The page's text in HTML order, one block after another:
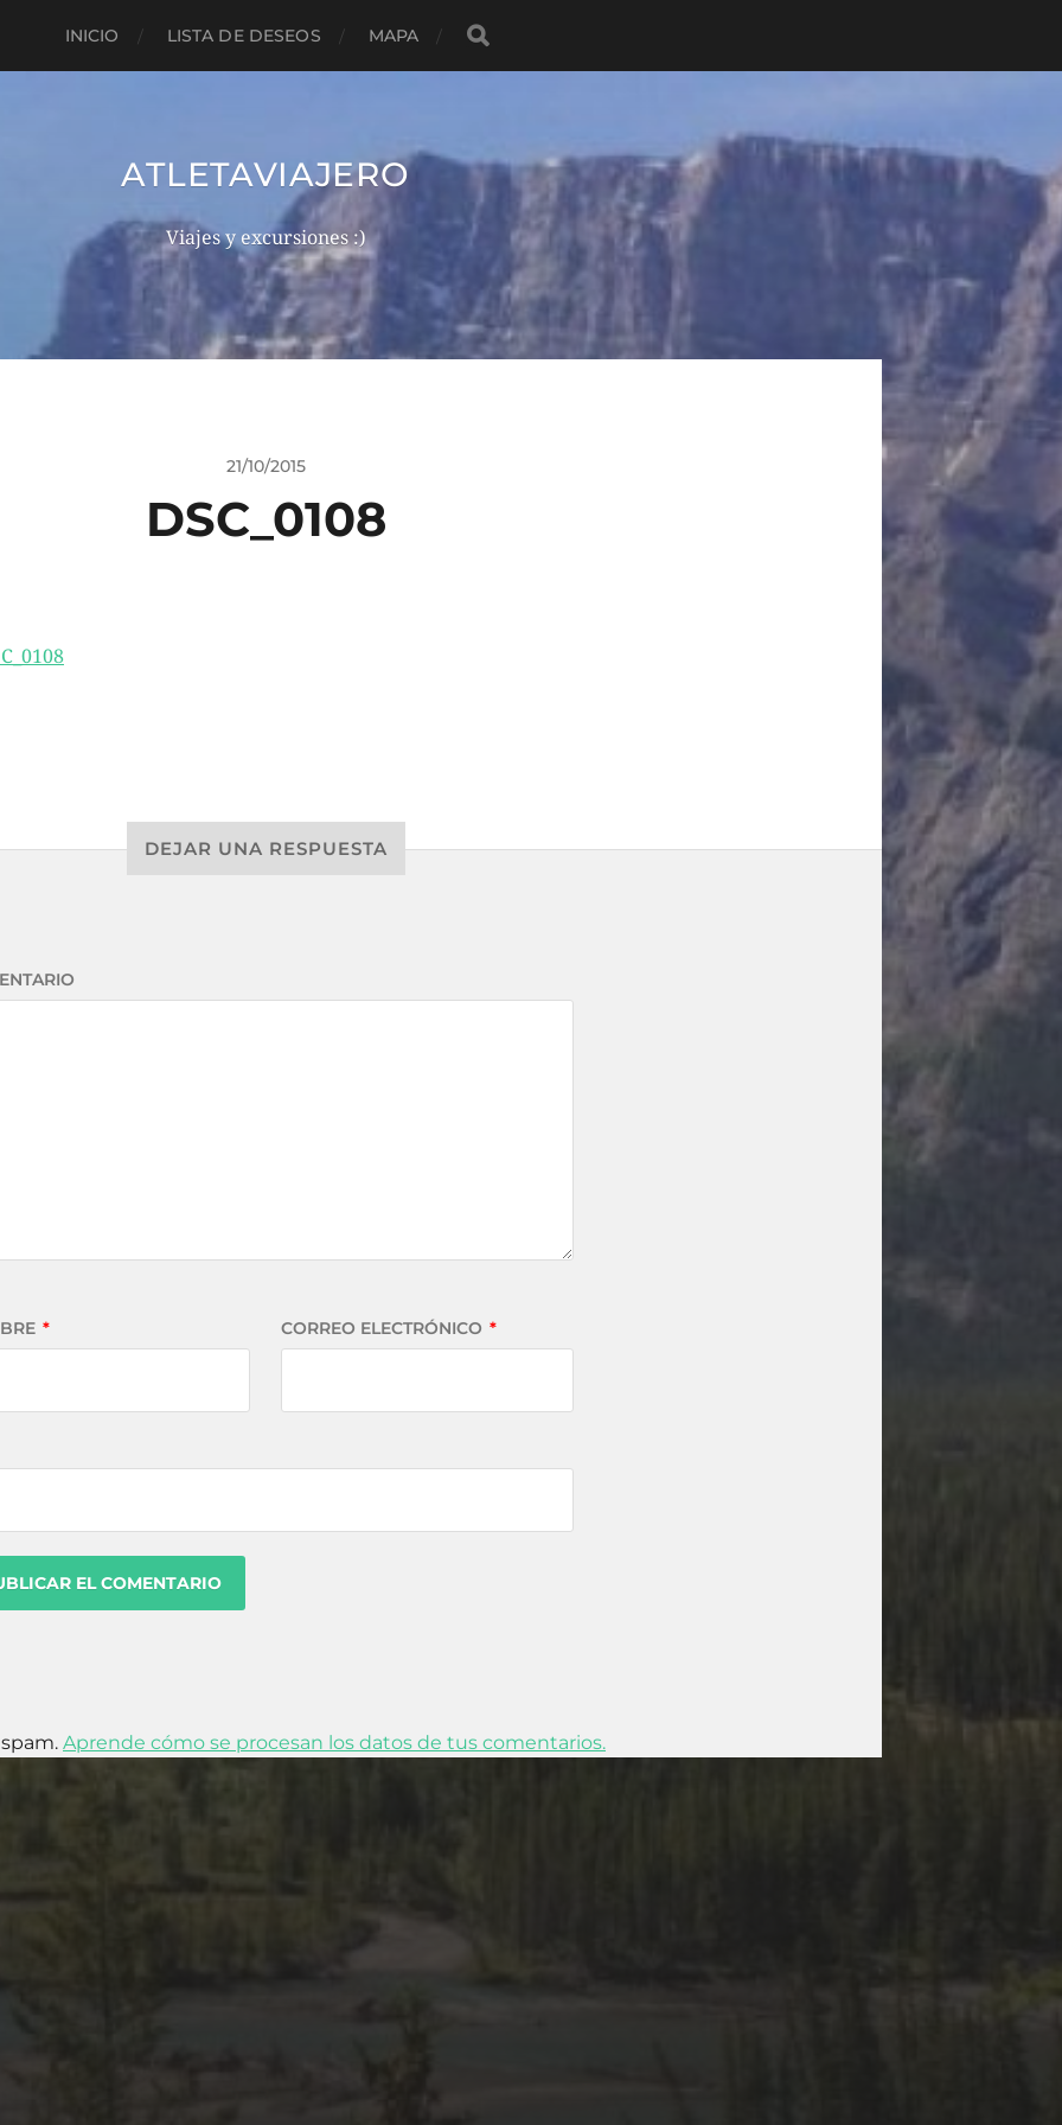
INICIO LISTA DE DESEOS MAPA
ATLETAVIAJERO
Viajes y excursiones :)
21/10/2015
DSC_0108
DEJAR UNA RESPUESTA
* CORREO ELECTRÓNICO *
Aprende cómo se procesan los datos de tus comentarios.